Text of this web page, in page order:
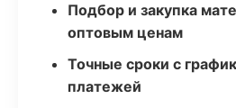
Подбор и закупка
оптовым ценам
Точные сроки с
платежей